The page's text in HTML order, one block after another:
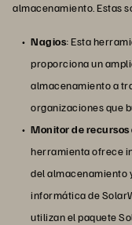
almacenamiento. Estas
Nagios: Esta
proporciona un
almacenamiento a
organizaciones que
Monitor de
herramienta ofrece
del almacenamiento
informática de
utilizan el paquete